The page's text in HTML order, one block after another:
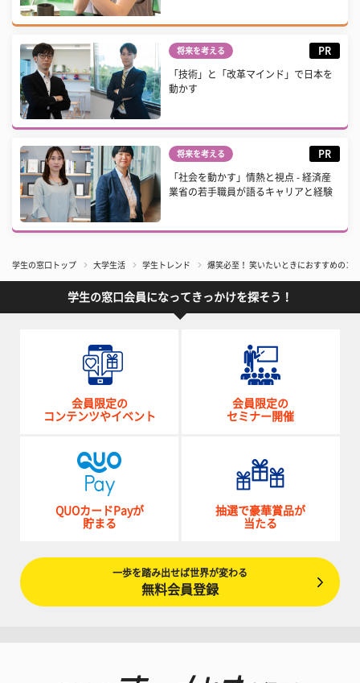
将来を考える PR
「技術」と「改革マインド」で日本を
動かす
将来を考える PR
「社会を動かす」情熱と視点 - 経済産
業省の若手職員が語るキャリアと経験
学生の窓口トップ 大学生活 学生トレンド 爆笑必至！ 笑いたいときにおすすめのコ
学生の窓口会員になってきっかけを探そう！
会員限定の
コンテンツやイベント
会員限定の
セミナー開催
QUOカードPayが
貯まる
抽選で豪華賞品が
当たる
一歩を踏み出せば世界が変わる
無料会員登録